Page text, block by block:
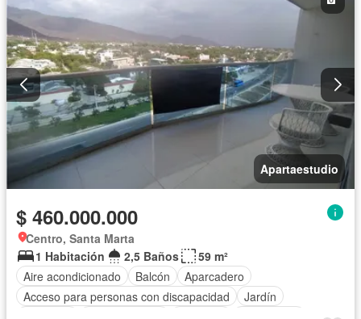
Apartaestudio
$ 460.000.000
Centro, Santa Marta
1 Habitación
2,5 Baños
59 m²
Aire acondicionado
Balcón
Aparcadero
Acceso para personas con discapacidad
Jardín